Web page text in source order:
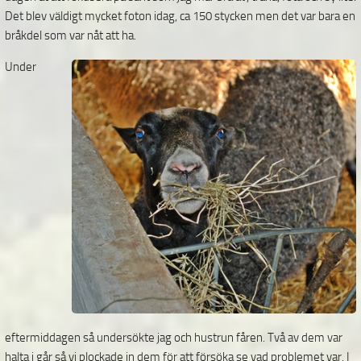
Det blev väldigt mycket foton idag, ca 150 stycken men det var bara en
bråkdel som var nåt att ha.
Under
eftermiddagen så undersökte jag och hustrun fåren. Två av dem var
halta i går så vi plockade in dem för att försöka se vad problemet var. I